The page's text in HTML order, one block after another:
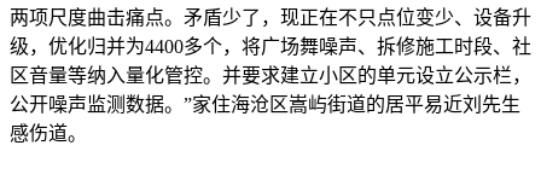
两项尺度曲击痛点。矛盾少了，现正在不只点位变少、设备升
级，优化归并为4400多个，将广场舞噪声、拆修施工时段、社
区音量等纳入量化管控。并要求建立小区的单元设立公示栏，
公开噪声监测数据。”家住海沧区嵩屿街道的居平易近刘先生
感伤道。